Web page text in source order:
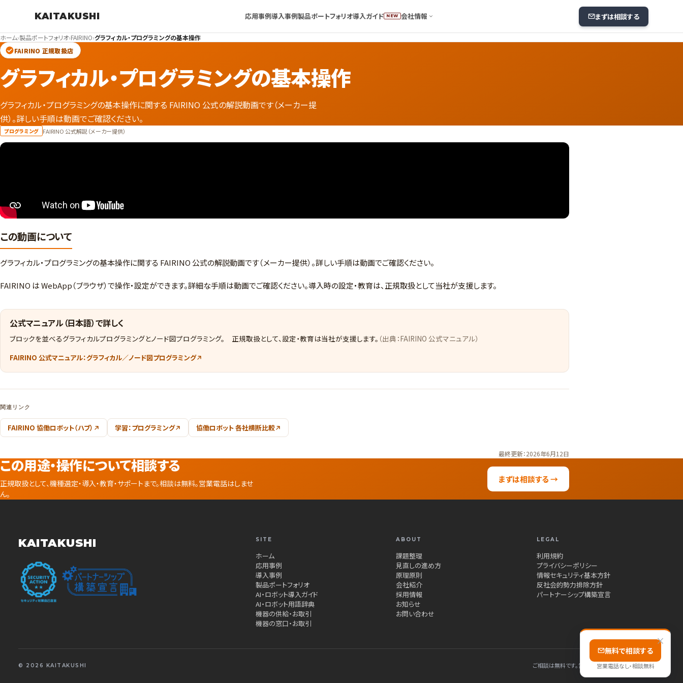
KAITAKUSHI 応用事例導入事例製品ポートフォリオ導入ガイド NEW 会社情報 まずは相談する
ホーム›製品ポートフォリオ›FAIRINO›グラフィカル・プログラミングの基本操作
FAIRINO 正規取扱店
グラフィカル・プログラミングの基本操作
グラフィカル・プログラミングの基本操作に関する FAIRINO 公式の解説動画です（メーカー提
供）。詳しい手順は動画でご確認ください。
プログラミング FAIRINO 公式解説（メーカー提供）
この動画について
グラフィカル・プログラミングの基本操作に関する FAIRINO 公式の解説動画です（メーカー提供）。詳しい手順は動画でご確認ください。
FAIRINO は WebApp（ブラウザ）で操作・設定ができます。詳細な手順は動画でご確認ください。導入時の設定・教育は、正規取扱として当社が支援します。
公式マニュアル（日本語）で詳しく
ブロックを並べるグラフィカルプログラミングとノード図プログラミング。 正規取扱として、設定・教育は当社が支援します。 （出典：FAIRINO 公式マニュアル）
FAIRINO 公式マニュアル：グラフィカル／ノード図プログラミング
関連リンク
FAIRINO 協働ロボット（ハブ） 学習：プログラミング 協働ロボット 各社横断比較
最終更新：2026年6月12日
この用途・操作について相談する
正規取扱として、機種選定・導入・教育・サポートまで。相談は無料。営業電話はしませ
ん。
まずは相談する →
KAITAKUSHI SITE
ホーム
応用事例
導入事例
製品ポートフォリオ
AI・ロボット導入ガイド
AI・ロボット用語辞典
機器の供給・お取引
機器の窓口・お取引
ABOUT
課題整理
見直しの進め方
原理原則
会社紹介
採用情報
お知らせ
お問い合わせ
LEGAL
利用規約
プライバシーポリシー
情報セキュリティ基本方針
反社会的勢力排除方針
パートナーシップ構築宣言
© 2026 KAITAKUSHI ご相談は無料です。営業電話はしません、秘密厳守です。
×
無料で相談する
営業電話なし・相談無料